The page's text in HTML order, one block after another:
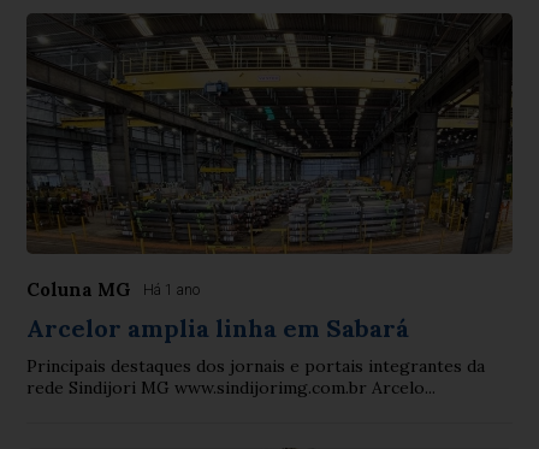
Coluna MG Há 1 ano
Arcelor amplia linha em Sabará
Principais destaques dos jornais e portais integrantes da
rede Sindijori MG www.sindijorimg.com.br Arcelo...